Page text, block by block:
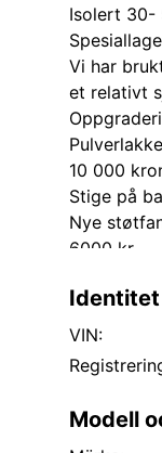
Isolert 30-
Vi har
et relativt
10 000
Stige på
Nye
6000 kr
Fiamma
20 000
15000NOK
Ombygd
Syncro 16
Identitet
VIN:
Modell